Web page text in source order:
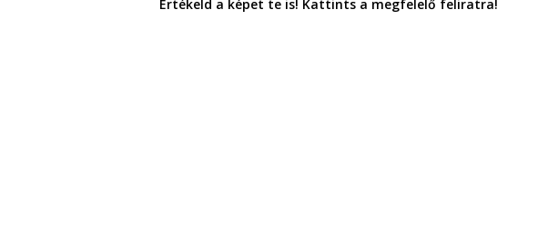
Értékeld a képet te is! Kattints a megfelelő feliratra!